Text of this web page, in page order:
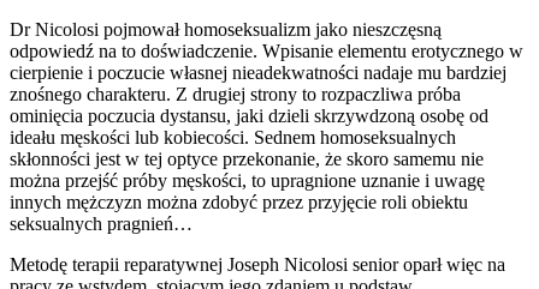
Dr Nicolosi pojmował homoseksualizm jako nieszczęsną
odpowiedź na to doświadczenie. Wpisanie elementu erotycznego w
cierpienie i poczucie własnej nieadekwatności nadaje mu bardziej
znośnego charakteru. Z drugiej strony to rozpaczliwa próba
ominięcia poczucia dystansu, jaki dzieli skrzywdzoną osobę od
ideału męskości lub kobiecości. Sednem homoseksualnych
skłonności jest w tej optyce przekonanie, że skoro samemu nie
można przejść próby męskości, to upragnione uznanie i uwagę
innych mężczyzn można zdobyć przez przyjęcie roli obiektu
seksualnych pragnień…
Metodę terapii reparatywnej Joseph Nicolosi senior oparł więc na